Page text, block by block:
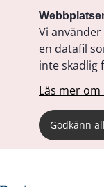
Vi
en datafil
inte skadlig
Läs mer
Godkänn